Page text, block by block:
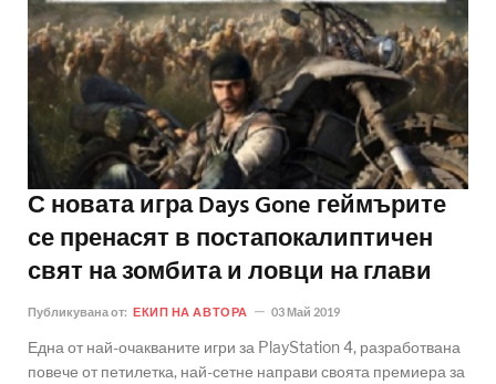
С новата игра Days Gone геймърите
се пренасят в постапокалиптичен
свят на зомбита и ловци на глави
Публикувана от: ЕКИП НА АВТОРА 03 Май 2019
Една от най-очакваните игри за PlayStation 4, разработвана
повече от петилетка, най-сетне направи своята премиера за